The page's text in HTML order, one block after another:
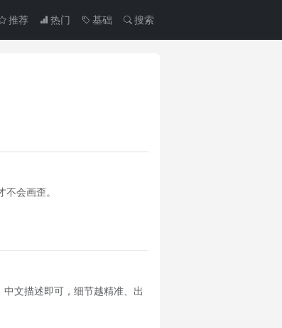
推荐 热门 基础 搜索
会画歪。
文描述即可，细节越精准、出